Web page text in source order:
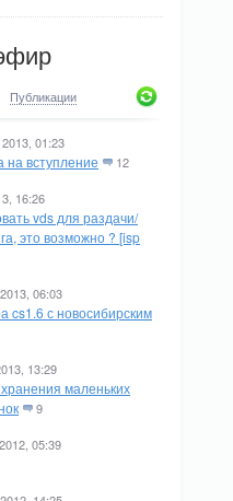
Публикации
2013, 01:23
на вступление 12
16:26
vds для раздачи/
это возможно ? [isp
06:03
cs1.6 с новосибирским
13:29
маленьких
9
05:39